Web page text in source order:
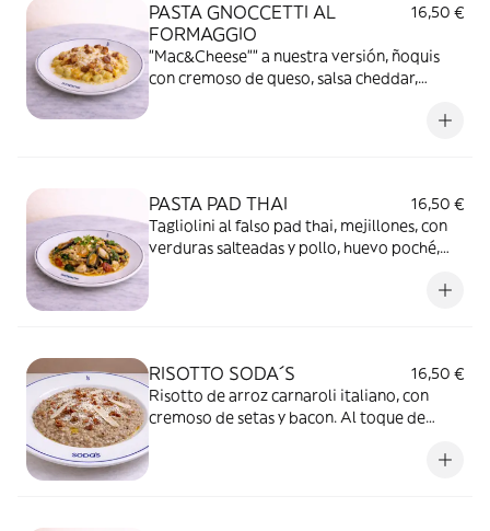
PASTA GNOCCETTI AL
FORMAGGIO
16,50 €
"Mac&Cheese"" a nuestra versión, ñoquis
con cremoso de queso, salsa cheddar,
PASTA PAD THAI
16,50 €
Tagliolini al falso pad thai, mejillones, con
verduras salteadas y pollo, huevo poché,
RISOTTO SODA´S
16,50 €
Risotto de arroz carnaroli italiano, con
cremoso de setas y bacon. Al toque de